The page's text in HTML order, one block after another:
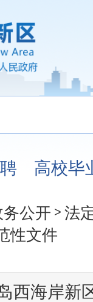
高校毕
务公开 > 法
性文件
西海岸新